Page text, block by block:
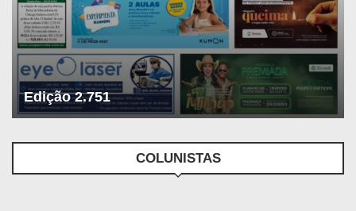
Edição 2.751
COLUNISTAS